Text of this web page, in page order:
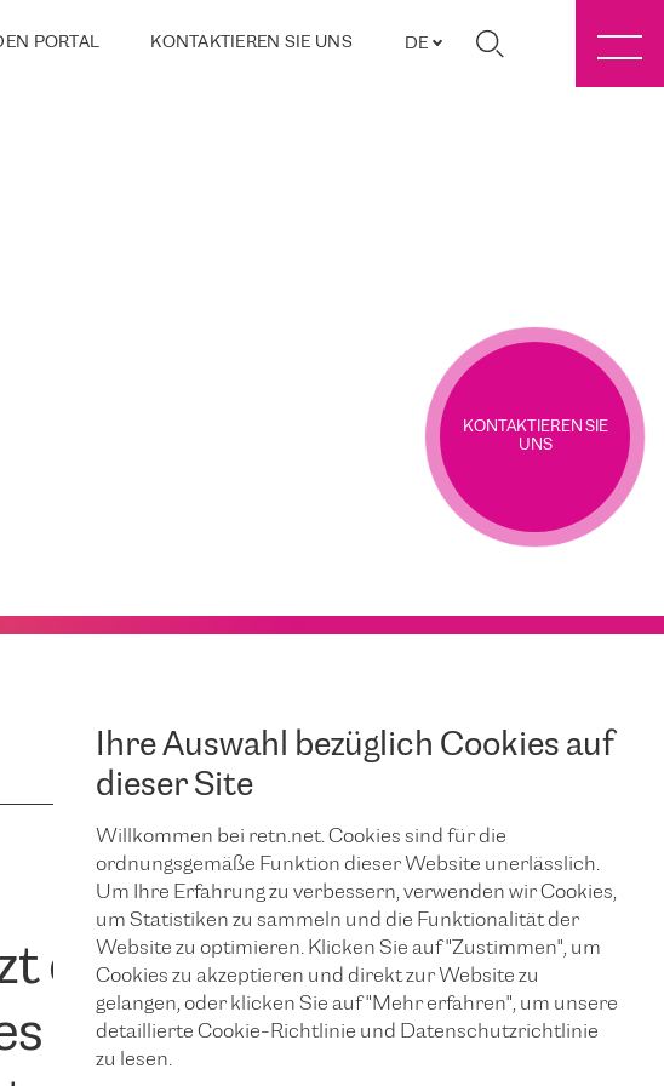
PORTAL KONTAKTIEREN SIE UNS DE
Ihre Auswahl bezüglich Cookies auf
dieser Site
Willkommen bei retn.net. Cookies sind für die
ordnungsgemäße Funktion dieser Website unerlässlich.
Um Ihre Erfahrung zu verbessern, verwenden wir Cookies,
um Statistiken zu sammeln und die Funktionalität der
Website zu optimieren. Klicken Sie auf "Zustimmen", um
Cookies zu akzeptieren und direkt zur Website zu
gelangen, oder klicken Sie auf "Mehr erfahren", um unsere
detaillierte Cookie-Richtlinie und Datenschutzrichtlinie
zu lesen.
KONTAKTIEREN SIE
UNS
den
Sicherstellung
eines
unterbrechungs